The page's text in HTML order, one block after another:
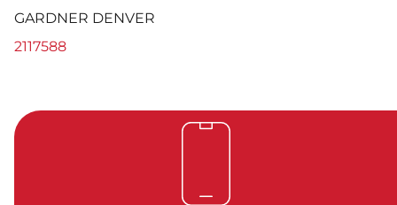
GARDNER DENVER
2117588